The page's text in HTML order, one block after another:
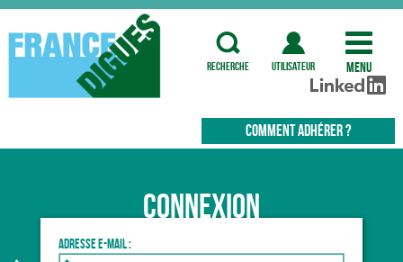
recherche utilisateur Menu
COMMENT ADHÉRER ?
Connexion
Adresse e-mail :